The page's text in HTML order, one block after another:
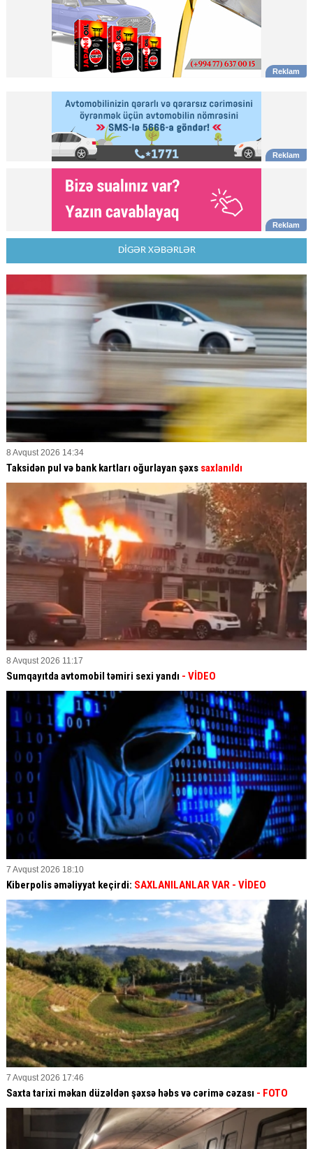
DİGƏR XƏBƏRLƏR
8 Avqust 2026 14:34
Taksidən pul və bank kartları oğurlayan şəxs saxlanıldı
8 Avqust 2026 11:17
Sumqayıtda avtomobil təmiri sexi yandı - VİDEO
7 Avqust 2026 18:10
Kiberpolis əməliyyat keçirdi: SAXLANILANLAR VAR - VİDEO
7 Avqust 2026 17:46
Saxta tarixi məkan düzəldən şəxsə həbs və cərimə cəzası - FOTO